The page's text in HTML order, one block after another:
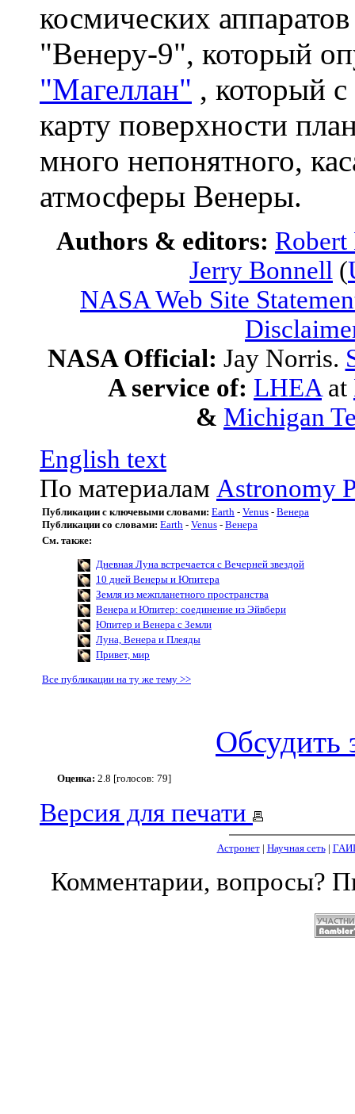
космических
"Венеру-9", который
"Магеллан" , который
карту поверхности
много непонятного,
атмосферы Венеры.
Authors & editors:
Jerry Bonnell (
NASA Web Site
NASA Official: Jay Norris.
A service of: LHEA at
& Michigan
English text
По материалам Astronomy
Публикации с ключевыми словами: Earth - Venus - Венера
Публикации со словами: Earth - Venus - Венера
См. также:
Дневная Луна встречается с Вечерней звездой
10 дней Венеры и Юпитера
Земля из межпланетного пространства
Венера и Юпитер: соединение из Эйвбери
Юпитер и Венера с Земли
Луна, Венера и Плеяды
Привет, мир
Все публикации на ту же тему >>
Обсудить
Оценка: 2.8 [голосов: 79]
Версия для печати
Астронет| Научная сеть|
Комментарии, вопросы?